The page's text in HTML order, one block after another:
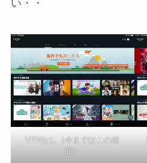
い・・
VPNなし（今まではこの画
面）